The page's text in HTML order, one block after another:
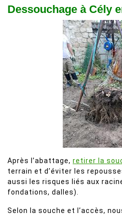
Dessouchage à Cély
Après l’abattage, retirer la
terrain et d’éviter les
aussi les risques liés aux
fondations, dalles).
Selon la souche et l’accès,